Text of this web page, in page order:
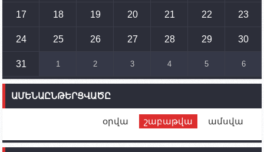
14:54 02.10.2023
տեղակայված հայկական դիրքերի անձնակազմի
ունեն. կիպրոսցի խորհրդարանականը՝ Ալեն
Ֆրանսիայի ԱԳ նախարարը կայցելի Հայաստան
17 18 19 20 21 22 23
24 25 26 27 28 29 30
31 1 2 3 4 5 6
ԱՄԵՆԱԸՆԹԵՐՑՎԱԾԸ
օրվա շաբաթվա ամսվա